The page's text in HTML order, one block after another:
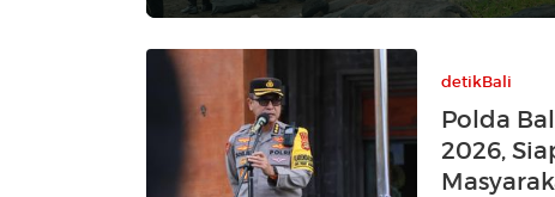
detikBali
Polda
2026,